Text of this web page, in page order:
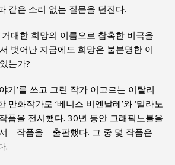
같은 소리 없는 질문을 던진다.
대한 희망의 이름으로 참혹한 비극을
벗어난 지금에도 희망은 불분명한 이
는가?
기’를 쓰고 그린 작가 이고르는 이탈리
만화작가로 ‘베니스 비엔날레’와 ‘밀라노
품을 전시했다. 30년 동안 그래픽노블을
작품을 출판했다. 그 중 몇 작품은
.